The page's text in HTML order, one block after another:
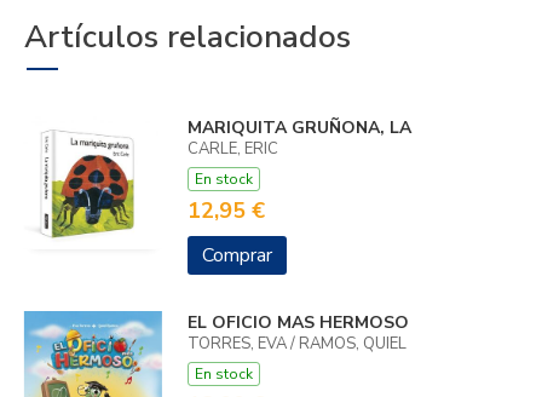
Artículos relacionados
MARIQUITA GRUÑONA, LA
CARLE, ERIC
En stock
12,95 €
Comprar
EL OFICIO MAS HERMOSO
TORRES, EVA / RAMOS, QUIEL
En stock